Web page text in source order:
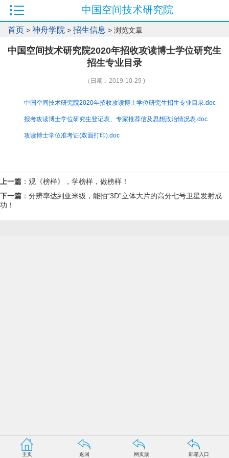
中国空间技术研究院
首页 > 神舟学院 > 招生信息 > 浏览文章
中国空间技术研究院2020年招收攻读博士学位研究生
招生专业目录
（日期：2019-10-29 )
中国空间技术研究院2020年招收攻读博士学位研究生招生专业目录.doc
报考攻读博士学位研究生登记表、专家推荐信及思想政治情况表.doc
攻读博士学位准考证(双面打印).doc
上一篇 ： 观《榜样》，学榜样，做榜样！
下一篇 ： 分辨率达到亚米级，能拍“3D”立体大片的高分七号卫星发射成
功！
主页 返回 网页版 邮箱入口